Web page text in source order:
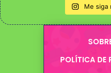
Me siga
POLÍTICA DE